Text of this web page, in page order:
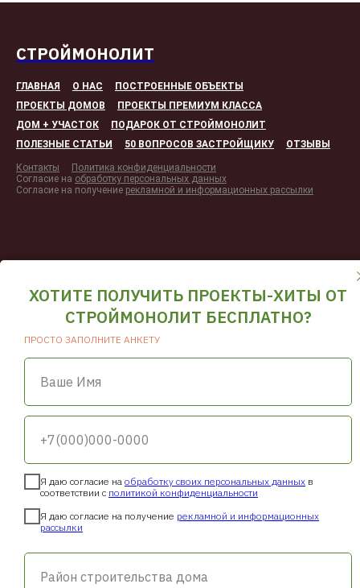
СТРОЙМОНОЛИТ
ГЛАВНАЯ О НАС
ПОСТРОЕННЫЕ ОБЪЕКТЫ
ПРОЕКТЫ ДОМОВ
ПРОЕКТЫ ПРЕМИУМ КЛАССА
ДОМ + УЧАСТОК
ПОДАРОК ОТ СТРОЙМОНОЛИТ
ПОЛЕЗНЫЕ СТАТЬИ
50 ВОПРОСОВ ЗАСТРОЙЩИКУ ОТЗЫВЫ
Контакты
Политика конфиденциальности
Согласие на обработку персональных данных
Согласие на получение рекламной и информационных рассылки
Вся информация, включая цены, размещенная на сайте stroymonolit-
vl.ru/, носит исключительно информационный характер и не является
публичной офертой, определяемой положениями Статьи 437
Гражданского кодекса РФ. Для получения точной информации
ХОТИТЕ ПОЛУЧИТЬ ПРОЕКТЫ-ХИТЫ ОТ
СТРОЙМОНОЛИТ БЕСПЛАТНО?
ПРОСТО ЗАПОЛНИТЕ АНКЕТУ
Ваше Имя
+7(000)000-0000
Я даю согласие на обработку своих персональных данных в
соответствии с политикой конфиденциальности
Я даю согласие на получение рекламной и информационных
рассылки
Район строительства дома